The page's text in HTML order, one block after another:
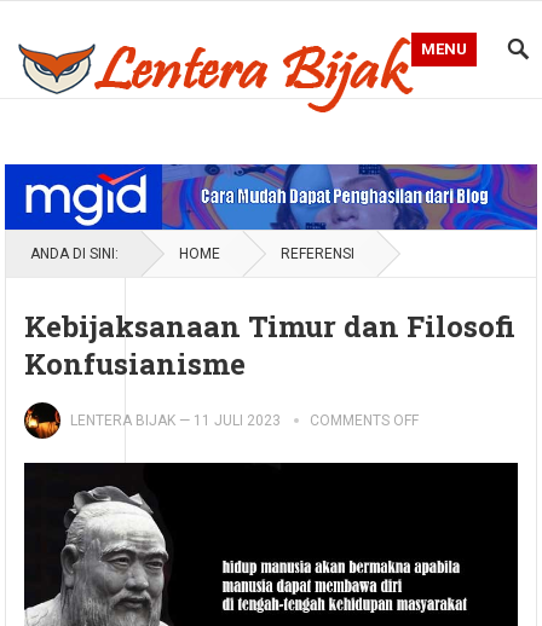
MENU
ANDA DI SINI: HOME REFERENSI
Kebijaksanaan Timur dan Filosofi
Konfusianisme
LENTERA BIJAK — 11 JULI 2023 COMMENTS OFF